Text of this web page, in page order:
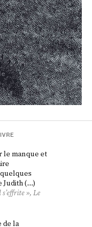
le manque et
Judith (…)
»,Le
de la